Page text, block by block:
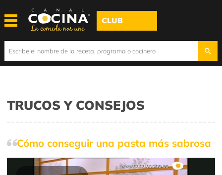
CLUB
TRUCOS Y CONSEJOS
Cómo conseguir una pasta más sabrosa